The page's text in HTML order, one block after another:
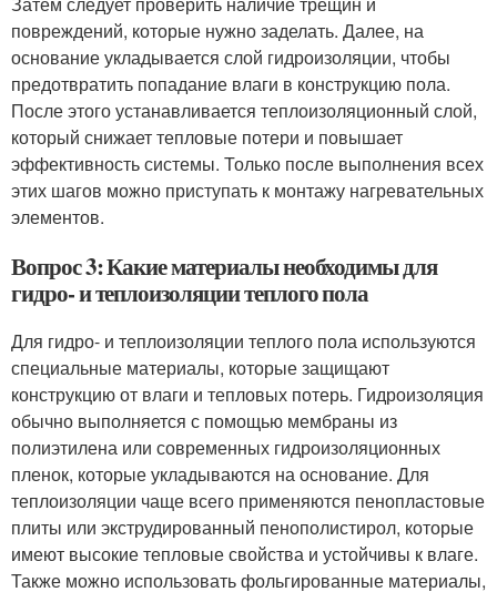
повреждений, которые нужно заделать. Далее, на
основание укладывается слой гидроизоляции, чтобы
предотвратить попадание влаги в конструкцию пола.
После этого устанавливается теплоизоляционный слой,
который снижает тепловые потери и повышает
эффективность системы. Только после выполнения всех
этих шагов можно приступать к монтажу нагревательных
элементов.
Вопрос 3: Какие материалы необходимы для
гидро- и теплоизоляции теплого пола
Для гидро- и теплоизоляции теплого пола используются
специальные материалы, которые защищают
конструкцию от влаги и тепловых потерь. Гидроизоляция
обычно выполняется с помощью мембраны из
полиэтилена или современных гидроизоляционных
пленок, которые укладываются на основание. Для
теплоизоляции чаще всего применяются пенопластовые
плиты или экструдированный пенополистирол, которые
имеют высокие тепловые свойства и устойчивы к влаге.
Также можно использовать фольгированные материалы,